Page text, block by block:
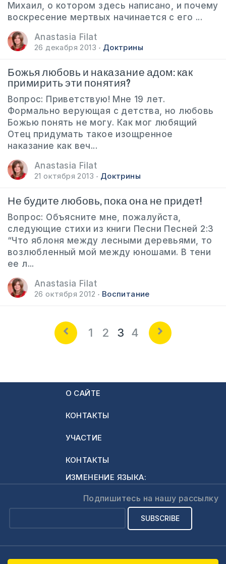
Михаил, о котором здесь написано, и почему
воскресение мертвых начинается с его ...
Anastasia Filat
26 декабря 2013 Доктрины
Божья любовь и наказание адом: как
примирить эти понятия?
Вопрос: Приветствую! Мне 19 лет.
Формально верующая с детства, но любовь
Божью понять не могу. Как мог любящий
Отец придумать такое изощренное
наказание как веч...
Anastasia Filat
21 октября 2013 Доктрины
Не будите любовь, пока она не придет!
Вопрос: Объясните мне, пожалуйста,
следующие стихи из книги Песни Песней 2:3
“Что яблоня между лесными деревьями, то
возлюбленный мой между юношами. В тени
ее л...
Anastasia Filat
26 октября 2012 Воспитание
1 2 3 4
О САЙТЕ
КОНТАКТЫ
УЧАСТИЕ
КОНТАКТЫ
ИЗМЕНЕНИЕ ЯЗЫКА:
Подпишитесь на нашу рассылку